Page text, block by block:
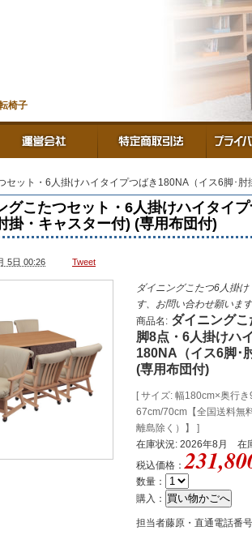
椅子
セット・6人掛けハイタイプつばき180NA（イス6脚･
グこたつセット・6人掛けハイタイ
掛・キャスター付) (専用布団付)
5日 00:26 Tweet
ダイニングこたつ6人掛
す、お問い合わせ願います
商品名: ダイニング
脚8点・6人掛けハ
180NA（イス6脚･
(専用布団付)
[ サイズ: 幅180cm×奥行
67cm/70cm【全国送料無
離島除く）】 ]
在庫状況: 2026年8月 在
税込価格：
数量：
購入：
担当者藤原・直通電話番